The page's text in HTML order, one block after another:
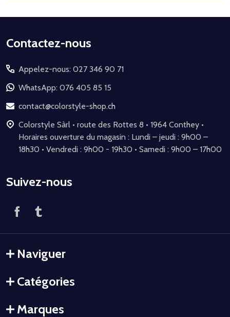
Début
pied
de
page
Contactez-nous
Appelez-nous: 027 346 90 71
WhatsApp: 076 405 85 15
contact@colorstyle-shop.ch
Colorstyle Sàrl • route des Rottes 8 • 1964 Conthey •
Horaires ouverture du magasin : Lundi – jeudi : 9h00 –
18h30 • Vendredi : 9h00 - 19h30 • Samedi : 9h00 – 17h00
Suivez-nous
Naviguer
Catégories
Marques